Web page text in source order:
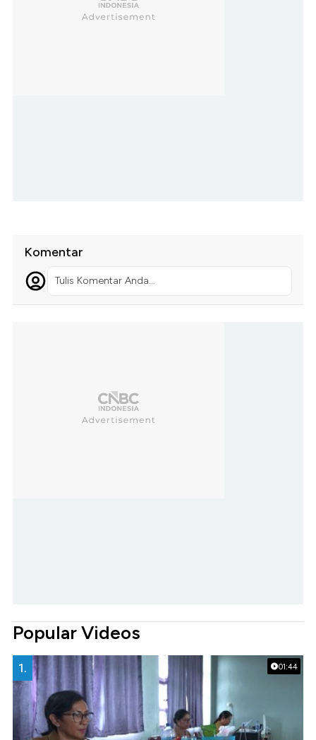
Komentar
Tulis Komentar Anda...
Popular Videos
01:44
1.